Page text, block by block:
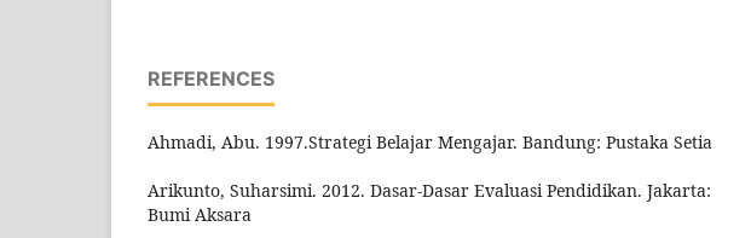
REFERENCES
Ahmadi, Abu. 1997.Strategi Belajar Mengajar. Bandung: Pustaka Setia
Arikunto, Suharsimi. 2012. Dasar-Dasar Evaluasi Pendidikan. Jakarta:
Bumi Aksara